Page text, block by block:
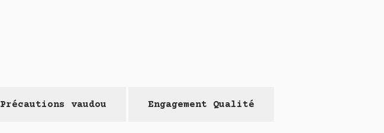
Précautions vaudou Engagement Qualité